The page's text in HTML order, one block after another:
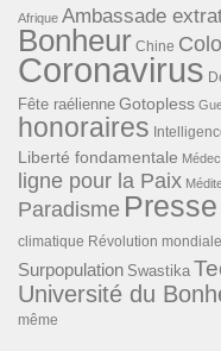
Afrique Ambassade
Bonheur Chine
Coronavirus
Fête raélienne Gotopless
honoraires
Liberté fondamentale
ligne pour la Paix
Paradisme Presse
climatique Révolution mondiale
Surpopulation Swastika
Université du
même